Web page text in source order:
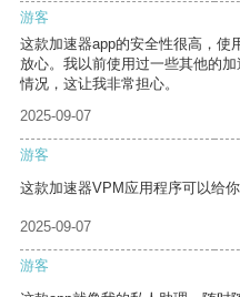
游客
这款加速器app的安全性很高，使
放心。我以前使用过一些其他的
情况，这让我非常担心。
2025-09-07
游客
这款加速器VPM应用程序可以给
2025-09-07
游客